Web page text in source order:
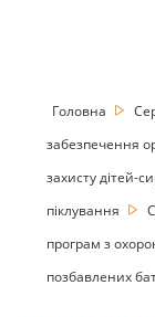
Головна
забезпечення
захисту дітей-
піклування
програм з
позбавлених